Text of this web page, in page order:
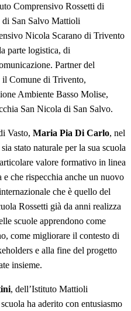
Comprensivo Rossetti di
di San Salvo Mattioli
Nicola Scarano di Trivento
parte logistica, di
Partner del
il Comune di Trivento,
Ambiente Basso Molise,
San Nicola di San Salvo.
Vasto, Maria Pia Di Carlo, nel
stato naturale per la sua scuola
valore formativo in linea
che rispecchia anche un nuovo
che è quello del
Rossetti già da anni realizza
scuole apprendono come
come migliorare il contesto di
e alla fine del progetto
insieme.
, dell’Istituto Mattioli
ha aderito con entusiasmo